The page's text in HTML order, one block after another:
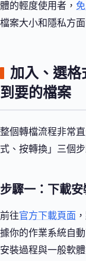
體的輕度使用者，
檔案大小和隱私方
加入、選格
到要的檔案
整個轉檔流程非常
式、按轉換」三個
步驟一：下載安
前往官方下載頁面
據你的作業系統自動
安裝過程與一般軟